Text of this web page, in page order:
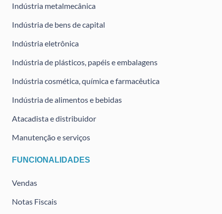
Indústria metalmecânica
Indústria de bens de capital
Indústria eletrônica
Indústria de plásticos, papéis e embalagens
Indústria cosmética, química e farmacêutica
Indústria de alimentos e bebidas
Atacadista e distribuidor
Manutenção e serviços
FUNCIONALIDADES
Vendas
Notas Fiscais